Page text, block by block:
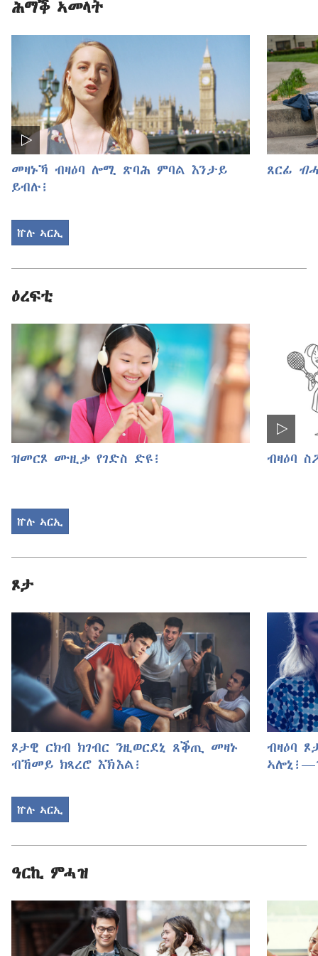
ሕማቕ ኣመላት
መዛኑኻ ብዛዕባ ሎሚ ጽባሕ ምባል እንታይ
ይብሉ፧
ጸርፊ
ኵሉ ኣርኢ
ዕረፍቲ
ዝመርጾ ሙዚቃ የገድስ ድዩ፧ ብዛዕባ
ኵሉ ኣርኢ
ጾታ
ጾታዊ ርክብ ክገብር ንዚወርደኒ ጸቕጢ መዛኑ
ብኸመይ ክጻረሮ እኽእል፧
ብዛዕባ
ኵሉ ኣርኢ
ዓርኪ ምሓዝ